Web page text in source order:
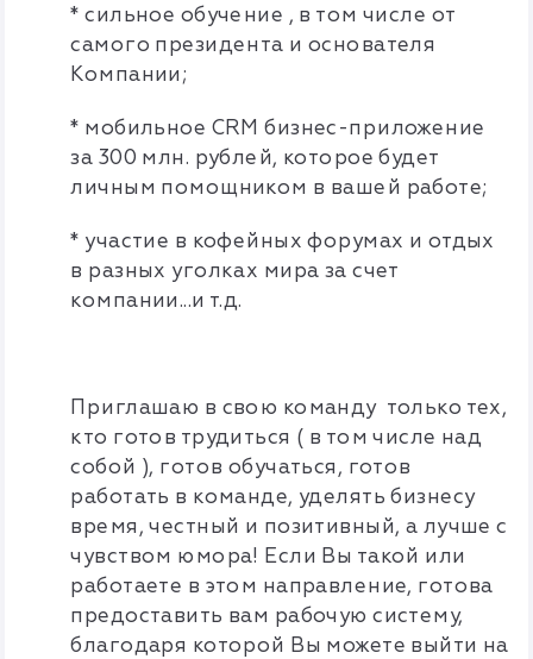
* сильное обучение , в том числе от
самого президента и основателя
Компании;
* мобильное CRM бизнес-приложение
за 300 млн. рублей, которoe будет
личным помощником в вашей работе;
* участие в кофейных форумах и отдых
в разных уголках мира за счет
компании...и т.д.
Приглашаю в свою команду только тех,
кто готов трудиться ( в том числе над
собой ), готов обучаться, готов
работать в команде, уделять бизнесу
время, честный и позитивный, а лучше с
чувством юмора! Если Вы такой или
работаете в этом направление, готова
предоставить вам рабочую систему,
благодаря которой Вы можете выйти на